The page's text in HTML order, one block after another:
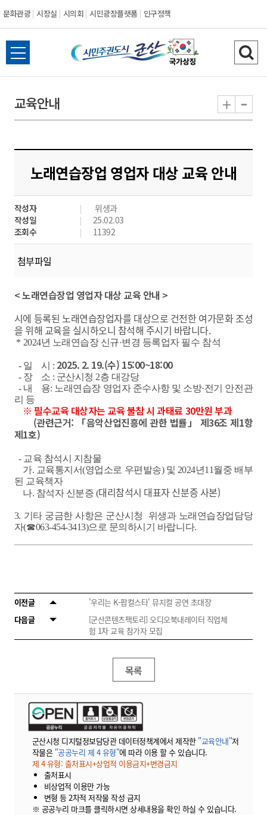
문화관광 시장실 시의회 시민광장플랫폼 인구정책
시
민
도
시
군
산
전
체
뉴
열
검
색
기
교육안내 + -
노래연습장업 영업자 대상 교육 안내
작성자
위생과
작성일
25.02.03
조회수
11392
첨부파일
< 노래연습장업 영업자 대상 교육 안내 >
시에 등록된 노래연습장업자를 대상으로 건전한 여가문화 조성
을 위해 교육을 실시하오니 참석해 주시기 바랍니다.
* 2024년 노래연습장 신규·변경 등록업자 필수 참석
- 일 시 : 2025. 2. 19.(수) 15:00~18:00
- 장 소 : 군산시청 2층 대강당
- 내 용: 노래연습장 영업자 준수사항 및 소방·전기 안전관
리 등
※ 필수교육 대상자는 교육 불참 시 과태료 30만원 부과
(관련근거: 「음악산업진흥에 관한 법률」 제36조 제1항
제1호)
- 교육 참석시 지참물
가. 교육통지서(영업소로 우편발송) 및 2024년11월중 배부
된 교육책자
나. 참석자 신분증 (대리참석시 대표자 신분증 사본)
3. 기타 궁금한 사항은 군산시청 위생과 노래연습장업담당
자(☎063-454-3413)으로 문의하시기 바랍니다.
이전글
'우리는 K-팝컬스타' 뮤지컬 공연 초대장
다음글
[군산콘텐츠팩토리] 오디오북내레이터 직업체
험 1차 교육 참가자 모집
목록
군산시청 디지털정보담당관 데이터정책계에서 제작한 "교육안내"저
작물은 "공공누리 제 4 유형"에 따라 이용 할 수 있습니다.
제 4 유형: 출처표시+상업적 이용금지+변경금지
출처표시
비상업적 이용만 가능
변형 등 2차적 저작물 작성 금지
※ 공공누리 마크를 클릭하시면 상세내용을 확인 하실 수 있습니다.